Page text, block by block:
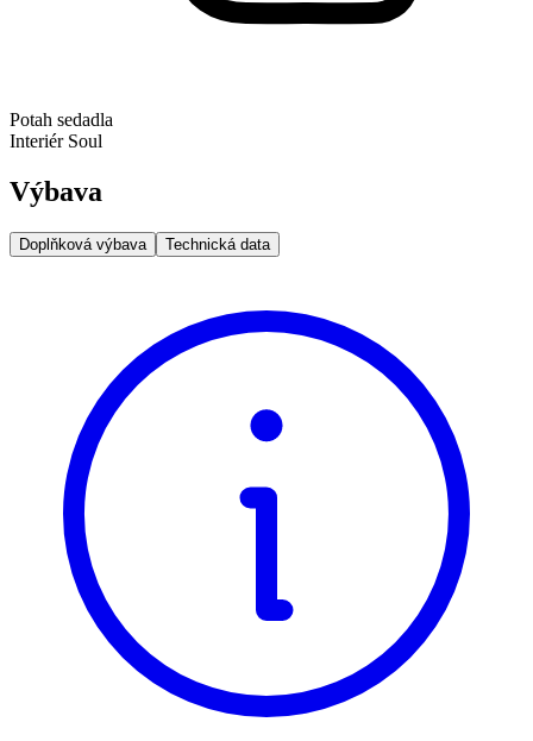
Potah sedadla
Interiér Soul
Výbava
Doplňková výbava Technická data